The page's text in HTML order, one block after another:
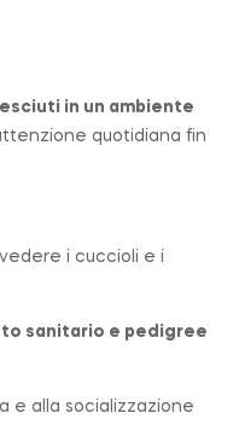
in un ambiente
quotidiana fin
i cuccioli e i
sanitario e pedigree
e alla socializzazione